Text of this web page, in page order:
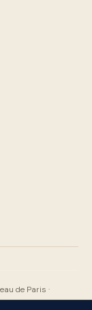
de Paris ·